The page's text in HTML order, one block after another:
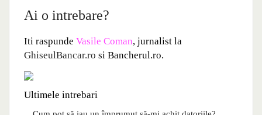
Ai o intrebare?
Iti raspunde Vasile Coman, jurnalist la
GhiseulBancar.ro si Bancherul.ro.
Ultimele intrebari